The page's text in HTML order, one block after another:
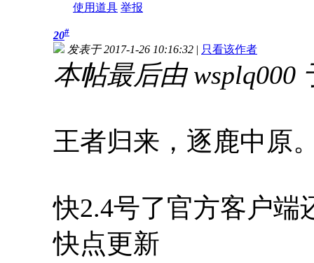
使用道具 举报
20#
发表于 2017-1-26 10:16:32 | 只看该作者
本帖最后由 wsplq000
王者归来，逐鹿中原
快2.4号了官方客户端
快点更新